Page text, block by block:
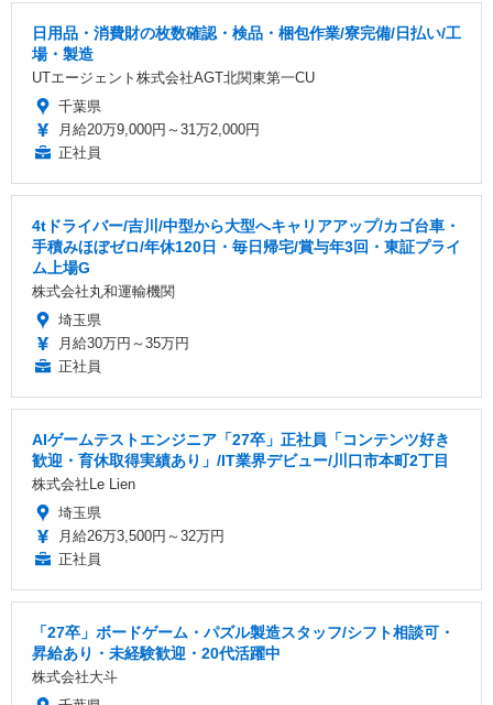
日用品・消費財の枚数確認・検品・梱包作業/寮完備/日払い/工
場・製造
UTエージェント株式会社AGT北関東第一CU
千葉県
月給20万9,000円～31万2,000円
正社員
4tドライバー/吉川/中型から大型へキャリアアップ/カゴ台車・
手積みほぼゼロ/年休120日・毎日帰宅/賞与年3回・東証プライ
ム上場G
株式会社丸和運輸機関
埼玉県
月給30万円～35万円
正社員
AIゲームテストエンジニア「27卒」正社員「コンテンツ好き
歓迎・育休取得実績あり」/IT業界デビュー/川口市本町2丁目
株式会社Le Lien
埼玉県
月給26万3,500円～32万円
正社員
「27卒」ボードゲーム・パズル製造スタッフ/シフト相談可・
昇給あり・未経験歓迎・20代活躍中
株式会社大斗